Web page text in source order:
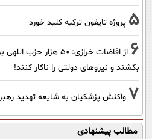
5 پروژه تایفون ترکیه کلید خورد
6
از افاضات خرازی: ۵۰
بکشند و نیرو‌های دولتی را ناکار کنند!
7 واکنش پزشکیان به شایعه تهدید
مطالب پیشنهادی